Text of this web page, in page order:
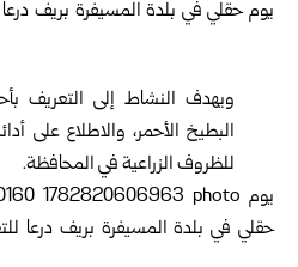
ويهدف النشاط إلى التعريف
البطيخ الأحمر، والاطلاع على
للظروف الزراعية في المحافظة.